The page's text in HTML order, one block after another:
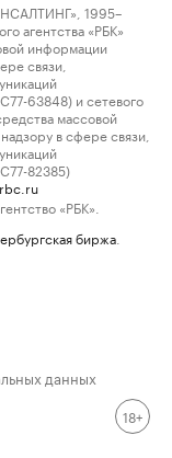
1995–
агентства «РБК»
информации
связи,
63848) и сетевого
массовой
в сфере связи,
82385)
«РБК».
биржа
данных
18+